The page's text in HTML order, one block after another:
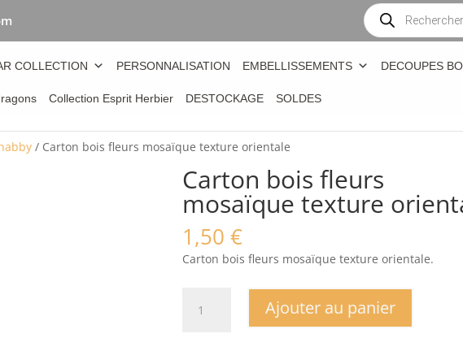
Recherche
de
produits
COLLECTION PERSONNALISATION EMBELLISSEMENTS DECOUPES
Collection Esprit Herbier DESTOCKAGE SOLDES
/ Carton bois fleurs mosaïque texture orientale
Carton bois fleurs
mosaïque texture
1,50 €
Carton bois fleurs mosaïque texture orientale.
Ajouter au panier